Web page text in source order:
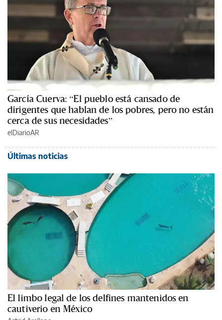
García Cuerva: “El pueblo está cansado de
dirigentes que hablan de los pobres, pero no están
cerca de sus necesidades”
elDiarioAR
Últimas noticias
El limbo legal de los delfines mantenidos en
cautiverio en México